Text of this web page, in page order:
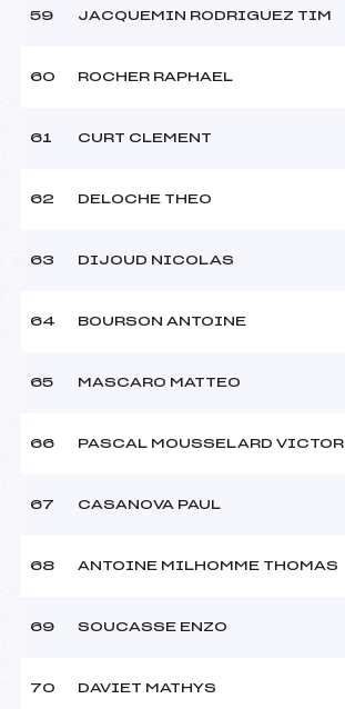
59 JACQUEMIN RODRIGUEZ TIM
60 ROCHER RAPHAEL
61 CURT CLEMENT
62 DELOCHE THEO
63 DIJOUD NICOLAS
64 BOURSON ANTOINE
65 MASCARO MATTEO
66 PASCAL MOUSSELARD VICTOR
67 CASANOVA PAUL
68 ANTOINE MILHOMME THOMAS
69 SOUCASSE ENZO
70 DAVIET MATHYS